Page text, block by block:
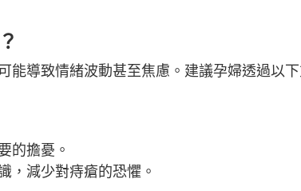
能導致情緒波動甚至焦慮。建議孕婦透過以
的擔憂。
，減少對痔瘡的恐懼。